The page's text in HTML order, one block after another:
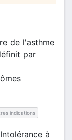
de l'asthme
par
indications
à